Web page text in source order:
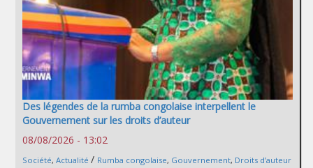
Des légendes de la rumba congolaise interpellent le
Gouvernement sur les droits d’auteur
08/08/2026 - 13:02
Société, Actualité / Rumba congolaise, Gouvernement, Droits d’auteur